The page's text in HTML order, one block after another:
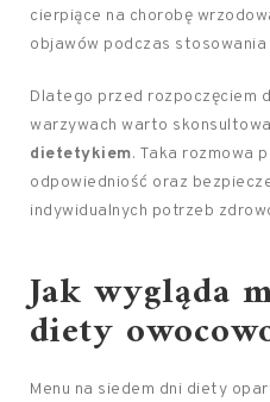
cierpiące na chorobę
objawów podczas
Dlatego przed rozpoczęciem
warzywach warto
dietetykiem. Taka rozmowa
odpowiedniość oraz
indywidualnych potrzeb
Jak wygląda
diety
Menu na siedem dni diety